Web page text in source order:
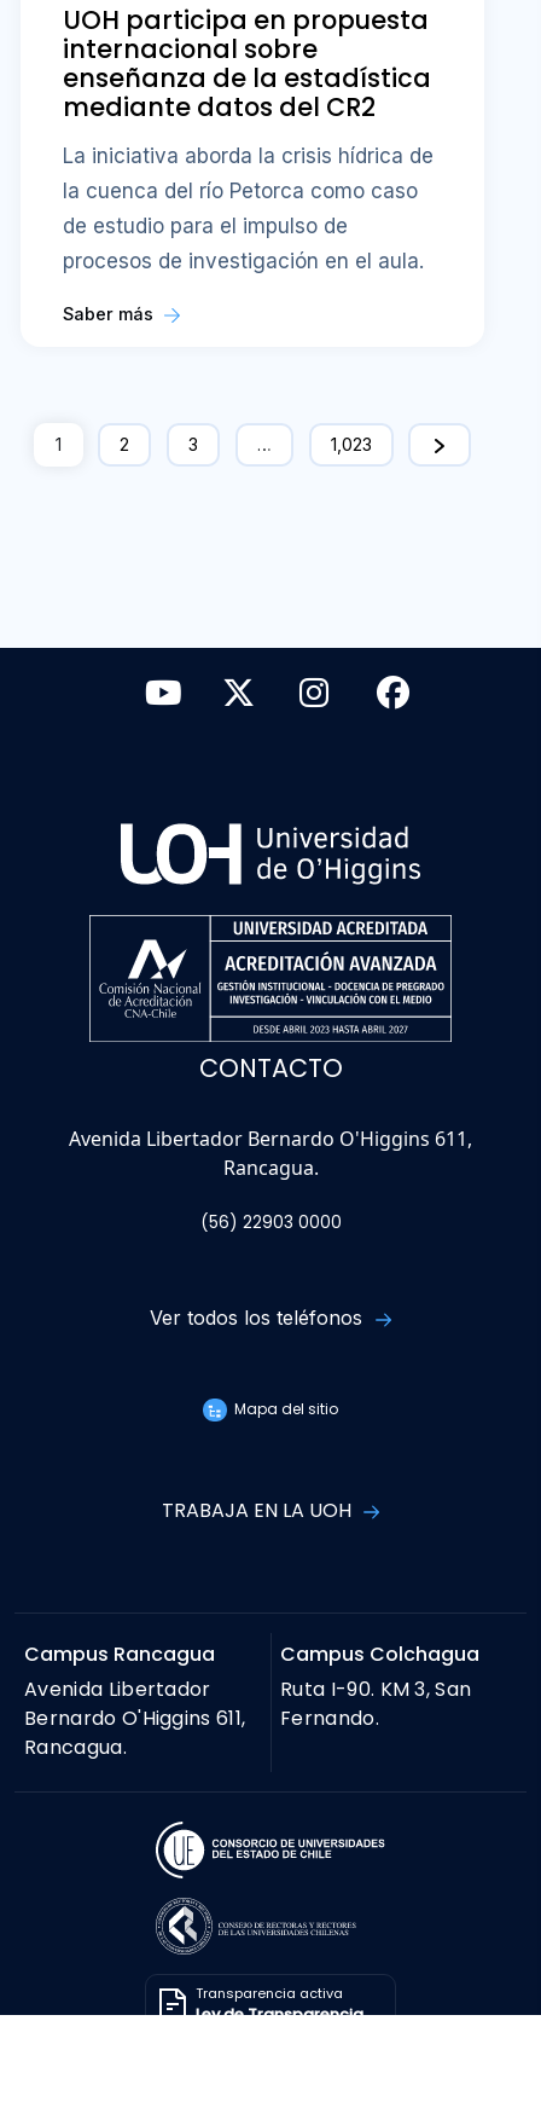
UOH participa en propuesta
internacional sobre
enseñanza de la estadística
mediante datos del CR2
La iniciativa aborda la crisis hídrica de
la cuenca del río Petorca como caso
de estudio para el impulso de
procesos de investigación en el aula.
Saber más
1 2 3 … 1,023
CONTACTO
Avenida Libertador Bernardo O'Higgins 611,
Rancagua.
(56) 22903 0000
Ver todos los teléfonos
Mapa del sitio
TRABAJA EN LA UOH
Campus Rancagua
Avenida Libertador
Bernardo O'Higgins 611,
Rancagua.
Campus Colchagua
Ruta I-90. KM 3, San
Fernando.
Transparencia activa
Ley de Transparencia